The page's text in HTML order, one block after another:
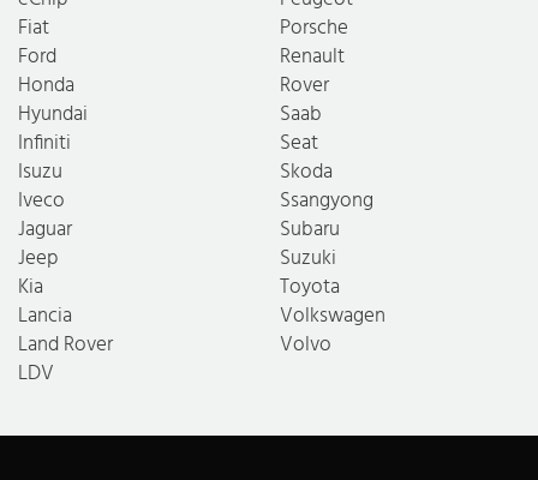
Fiat
Ford
Honda
Hyundai
Infiniti
Isuzu
Iveco
Jaguar
Jeep
Kia
Lancia
Land Rover
LDV
Porsche
Renault
Rover
Saab
Seat
Skoda
Ssangyong
Subaru
Suzuki
Toyota
Volkswagen
Volvo